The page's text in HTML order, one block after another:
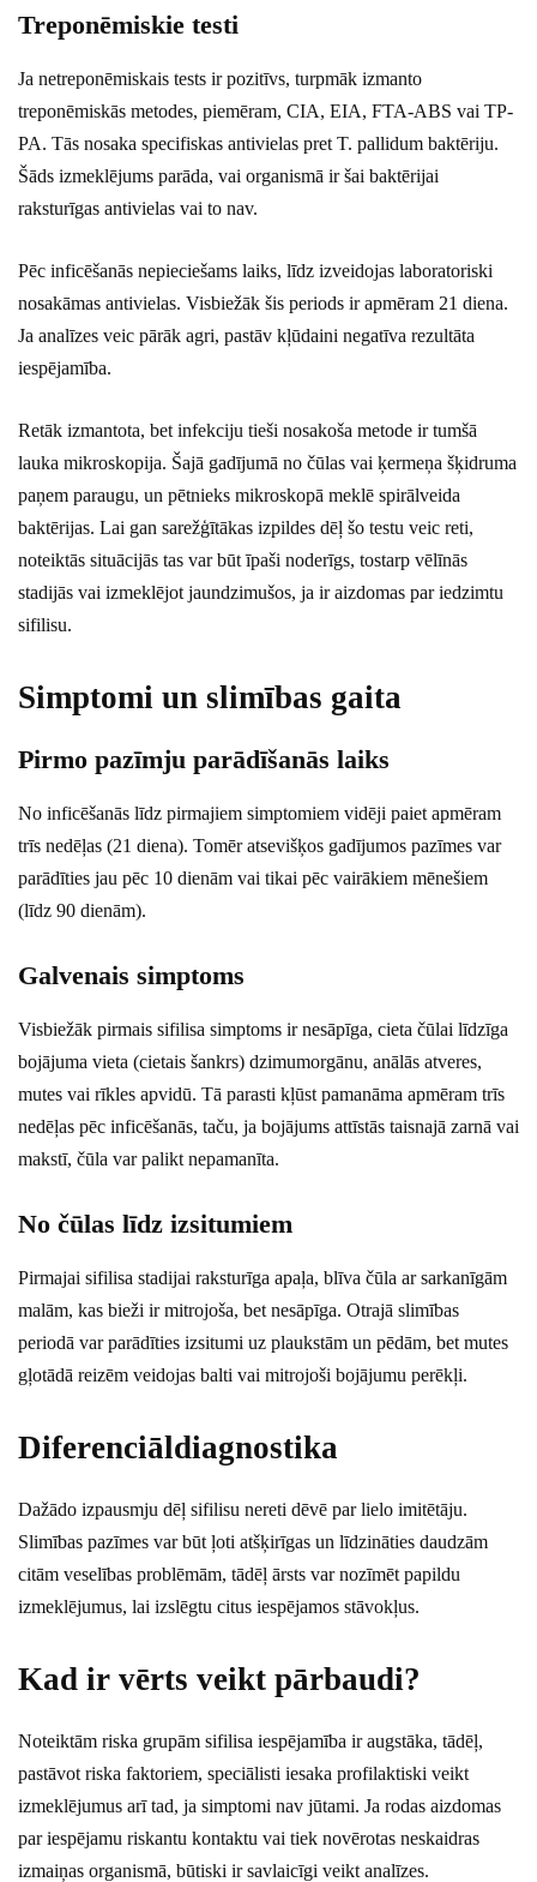
Treponēmiskie testi
Ja netreponēmiskais tests ir pozitīvs, turpmāk izmanto
treponēmiskās metodes, piemēram, CIA, EIA, FTA-ABS vai TP-
PA. Tās nosaka specifiskas antivielas pret T. pallidum baktēriju.
Šāds izmeklējums parāda, vai organismā ir šai baktērijai
raksturīgas antivielas vai to nav.
Pēc inficēšanās nepieciešams laiks, līdz izveidojas laboratoriski
nosakāmas antivielas. Visbiežāk šis periods ir apmēram 21 diena.
Ja analīzes veic pārāk agri, pastāv kļūdaini negatīva rezultāta
iespējamība.
Retāk izmantota, bet infekciju tieši nosakoša metode ir tumšā
lauka mikroskopija. Šajā gadījumā no čūlas vai ķermeņa šķidruma
paņem paraugu, un pētnieks mikroskopā meklē spirālveida
baktērijas. Lai gan sarežģītākas izpildes dēļ šo testu veic reti,
noteiktās situācijās tas var būt īpaši noderīgs, tostarp vēlīnās
stadijās vai izmeklējot jaundzimušos, ja ir aizdomas par iedzimtu
sifilisu.
Simptomi un slimības gaita
Pirmo pazīmju parādīšanās laiks
No inficēšanās līdz pirmajiem simptomiem vidēji paiet apmēram
trīs nedēļas (21 diena). Tomēr atsevišķos gadījumos pazīmes var
parādīties jau pēc 10 dienām vai tikai pēc vairākiem mēnešiem
(līdz 90 dienām).
Galvenais simptoms
Visbiežāk pirmais sifilisa simptoms ir nesāpīga, cieta čūlai līdzīga
bojājuma vieta (cietais šankrs) dzimumorgānu, anālās atveres,
mutes vai rīkles apvidū. Tā parasti kļūst pamanāma apmēram trīs
nedēļas pēc inficēšanās, taču, ja bojājums attīstās taisnajā zarnā vai
makstī, čūla var palikt nepamanīta.
No čūlas līdz izsitumiem
Pirmajai sifilisa stadijai raksturīga apaļa, blīva čūla ar sarkanīgām
malām, kas bieži ir mitrojoša, bet nesāpīga. Otrajā slimības
periodā var parādīties izsitumi uz plaukstām un pēdām, bet mutes
gļotādā reizēm veidojas balti vai mitrojoši bojājumu perēkļi.
Diferenciāldiagnostika
Dažādo izpausmju dēļ sifilisu nereti dēvē par lielo imitētāju.
Slimības pazīmes var būt ļoti atšķirīgas un līdzināties daudzām
citām veselības problēmām, tādēļ ārsts var nozīmēt papildu
izmeklējumus, lai izslēgtu citus iespējamos stāvokļus.
Kad ir vērts veikt pārbaudi?
Noteiktām riska grupām sifilisa iespējamība ir augstāka, tādēļ,
pastāvot riska faktoriem, speciālisti iesaka profilaktiski veikt
izmeklējumus arī tad, ja simptomi nav jūtami. Ja rodas aizdomas
par iespējamu riskantu kontaktu vai tiek novērotas neskaidras
izmaiņas organismā, būtiski ir savlaicīgi veikt analīzes.